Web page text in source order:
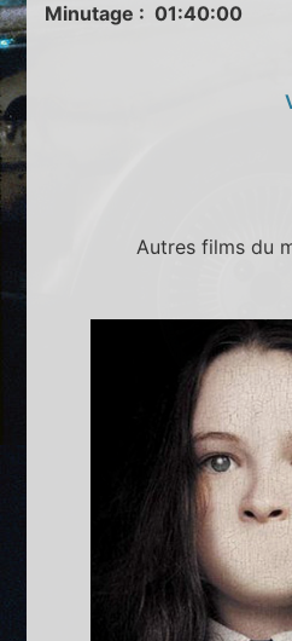
Minutage : 01:40:00
Autres films du